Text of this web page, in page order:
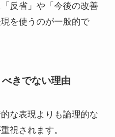
反省」や「今後の改善
を使うのが一般的で
きでない理由
な表現よりも論理的な
視されます。